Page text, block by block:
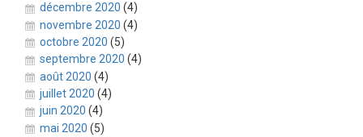
décembre 2020 (4)
novembre 2020 (4)
octobre 2020 (5)
septembre 2020 (4)
août 2020 (4)
juillet 2020 (4)
juin 2020 (4)
mai 2020 (5)